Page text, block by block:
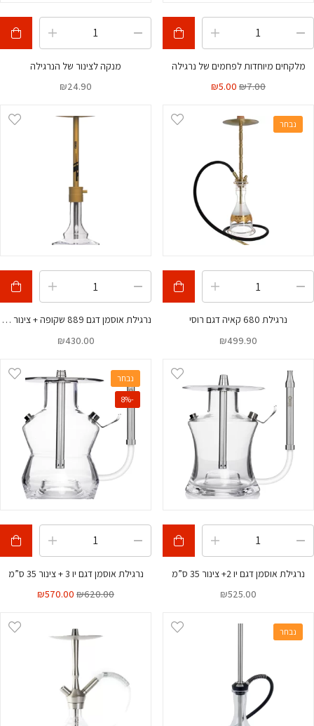
מלקחים מיוחדות לפחמים של נרגילה
₪7.00
₪5.00
מנקה לצינור של הנרגילה
₪24.90
נבחר
נרגילת 680 קאיה דגם רוסי
₪499.90
נרגילת אוסמן דגם 889 שקופה + צינור 60 ס”מ
₪430.00
נרגילת אוסמן דגם יו 2+ צינור 35 ס”מ
₪525.00
-8%
נבחר
נרגילת אוסמן דגם יו 3 + צינור 35 ס”מ
₪620.00
₪570.00
נבחר